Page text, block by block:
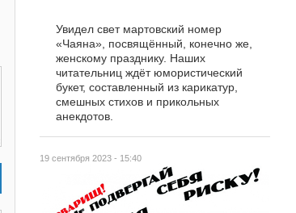
19 сентября 2023 - 15:40
Увидел свет мартовский номер
«Чаяна», посвящённый, конечно же,
женскому празднику. Наших
читательниц ждёт юмористический
букет, составленный из карикатур,
смешных стихов и прикольных
анекдотов.